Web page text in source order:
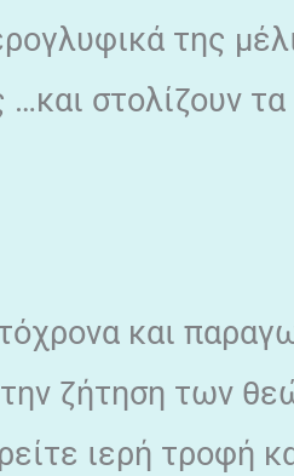
της
…και στολίζουν
και
ζήτηση των
ιερή τροφή